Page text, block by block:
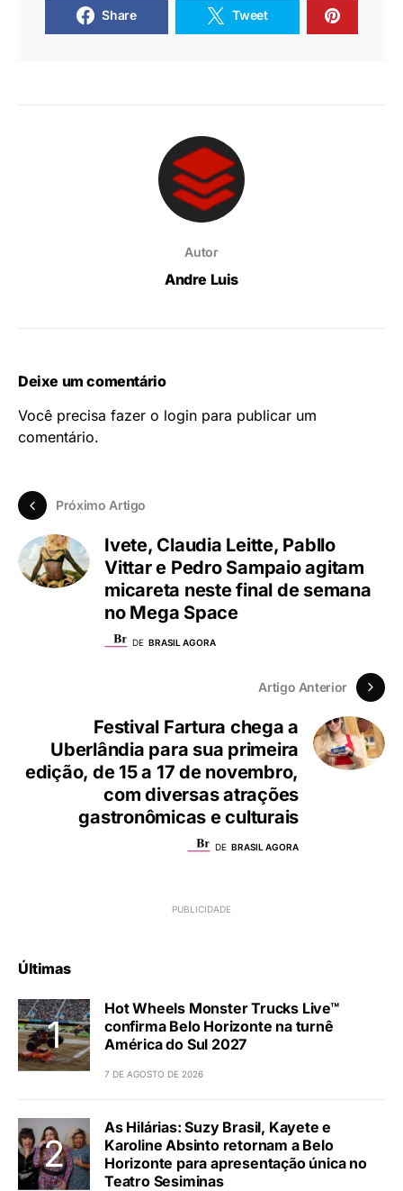
Share Tweet
Autor
Andre Luis
Deixe um comentário
Você precisa fazer o login para publicar um
comentário.
Próximo Artigo
Ivete, Claudia Leitte, Pabllo
Vittar e Pedro Sampaio agitam
micareta neste final de semana
no Mega Space
DE BRASIL AGORA
Artigo Anterior
Festival Fartura chega a
Uberlândia para sua primeira
edição, de 15 a 17 de novembro,
com diversas atrações
gastronômicas e culturais
DE BRASIL AGORA
Últimas
Hot Wheels Monster Trucks Live™
confirma Belo Horizonte na turnê
América do Sul 2027
7 DE AGOSTO DE 2026
As Hilárias: Suzy Brasil, Kayete e
Karoline Absinto retornam a Belo
Horizonte para apresentação única no
Teatro Sesiminas